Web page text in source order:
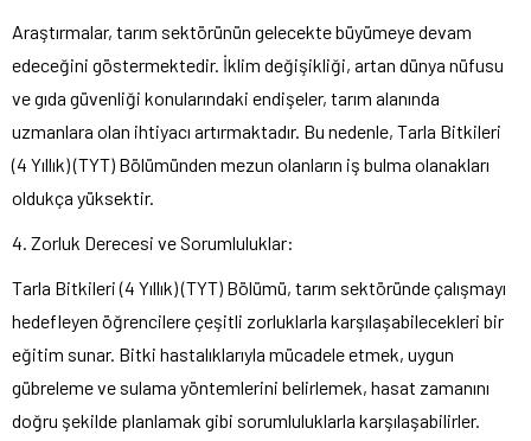
Araştırmalar, tarım sektörünün gelecekte büyümeye devam
edeceğini göstermektedir. İklim değişikliği, artan dünya nüfusu
ve gıda güvenliği konularındaki endişeler, tarım alanında
uzmanlara olan ihtiyacı artırmaktadır. Bu nedenle, Tarla Bitkileri
(4 Yıllık) (TYT) Bölümünden mezun olanların iş bulma olanakları
oldukça yüksektir.
4. Zorluk Derecesi ve Sorumluluklar:
Tarla Bitkileri (4 Yıllık) (TYT) Bölümü, tarım sektöründe çalışmayı
hedefleyen öğrencilere çeşitli zorluklarla karşılaşabilecekleri bir
eğitim sunar. Bitki hastalıklarıyla mücadele etmek, uygun
gübreleme ve sulama yöntemlerini belirlemek, hasat zamanını
doğru şekilde planlamak gibi sorumluluklarla karşılaşabilirler.